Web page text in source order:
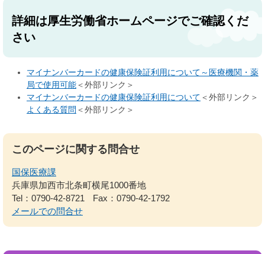
詳細は厚生労働省ホームページでご確認くだ
さい
マイナンバーカードの健康保険証利用について～医療機関・薬
局で使用可能＜外部リンク＞
マイナンバーカードの健康保険証利用について ＜外部リンク＞
よくある質問 ＜外部リンク＞
このページに関する問合せ
国保医療課
兵庫県加西市北条町横尾1000番地
Tel：0790-42-8721
Fax：0790-42-1792
メールでの問合せ